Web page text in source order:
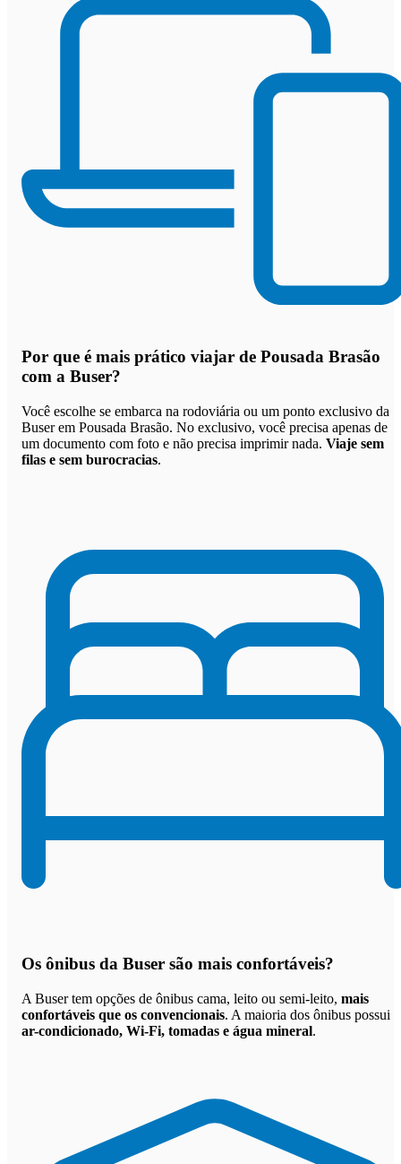
Por que é mais prático viajar de Pousada Brasão
com a Buser?
Você escolhe se embarca na rodoviária ou um ponto exclusivo da
Buser em Pousada Brasão. No exclusivo, você precisa apenas de
um documento com foto e não precisa imprimir nada. Viaje sem
filas e sem burocracias.
Os ônibus da Buser são mais confortáveis?
A Buser tem opções de ônibus cama, leito ou semi-leito, mais
confortáveis que os convencionais. A maioria dos ônibus possui
ar-condicionado, Wi-Fi, tomadas e água mineral.